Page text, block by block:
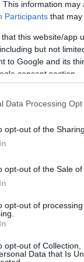
This information
Participants that may
that this website/app
but not
to Google and its
consent section.
Data Processing
opt-out of the
opt-out of the Sale of
opt-out of
opt-out of
Data that Is